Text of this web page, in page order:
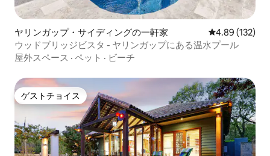
ヤリンガップ・サイディングの一軒家 レビュー132
4.89 (132)
ウッドブリッジビスタ - ヤリンガップにある温水プール
屋外スペース · ペット · ビーチ
ゲストチョイス
ゲストチョイス